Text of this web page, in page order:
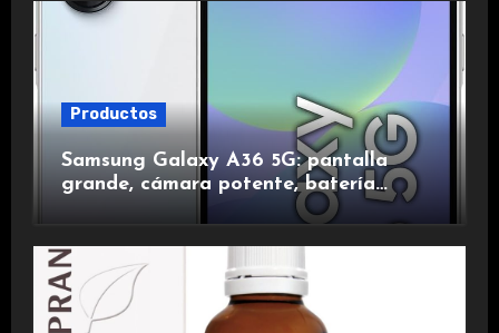
Productos
Samsung Galaxy A36 5G: pantalla
grande, cámara potente, batería
duradera y carga rápida para una